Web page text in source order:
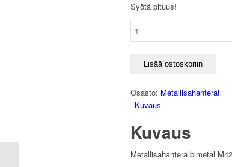
Syötä pituus!
määräLisää ostoskoriin
Osasto: Metallisahanterät
Kuvaus
Kuvaus
Metallisahanterä bimetal